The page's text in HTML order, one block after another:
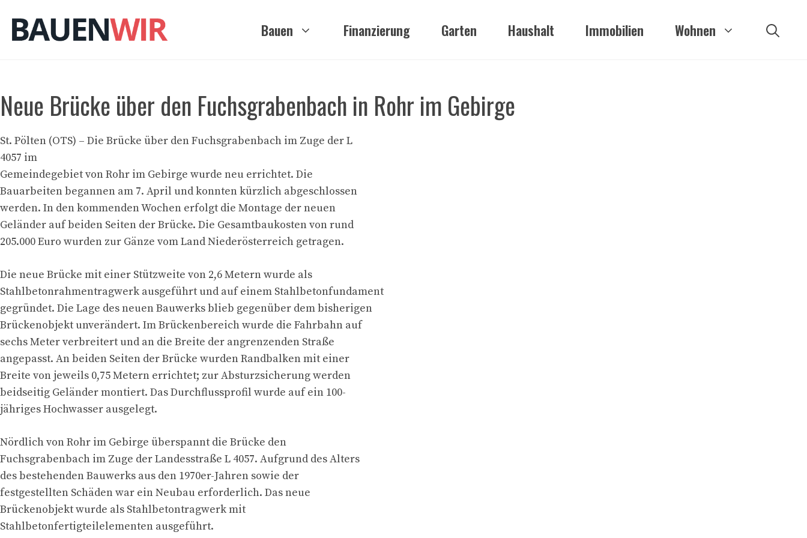
Inhalt
springen
Bauen Finanzierung Garten Haushalt Immobilien Wohnen
Neue Brücke über den Fuchsgrabenbach in Rohr im Gebirge
St. Pölten (OTS) – Die Brücke über den Fuchsgrabenbach im Zuge der L
4057 im
Gemeindegebiet von Rohr im Gebirge wurde neu errichtet. Die
Bauarbeiten begannen am 7. April und konnten kürzlich abgeschlossen
werden. In den kommenden Wochen erfolgt die Montage der neuen
Geländer auf beiden Seiten der Brücke. Die Gesamtbaukosten von rund
205.000 Euro wurden zur Gänze vom Land Niederösterreich getragen.
Die neue Brücke mit einer Stützweite von 2,6 Metern wurde als
Stahlbetonrahmentragwerk ausgeführt und auf einem Stahlbetonfundament
gegründet. Die Lage des neuen Bauwerks blieb gegenüber dem bisherigen
Brückenobjekt unverändert. Im Brückenbereich wurde die Fahrbahn auf
sechs Meter verbreitert und an die Breite der angrenzenden Straße
angepasst. An beiden Seiten der Brücke wurden Randbalken mit einer
Breite von jeweils 0,75 Metern errichtet; zur Absturzsicherung werden
beidseitig Geländer montiert. Das Durchflussprofil wurde auf ein 100-
jähriges Hochwasser ausgelegt.
Nördlich von Rohr im Gebirge überspannt die Brücke den
Fuchsgrabenbach im Zuge der Landesstraße L 4057. Aufgrund des Alters
des bestehenden Bauwerks aus den 1970er-Jahren sowie der
festgestellten Schäden war ein Neubau erforderlich. Das neue
Brückenobjekt wurde als Stahlbetontragwerk mit
Stahlbetonfertigteilelementen ausgeführt.